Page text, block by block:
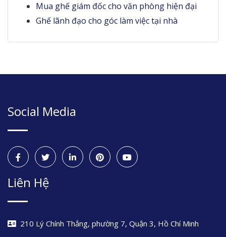
Mua ghế giám đốc cho văn phòng hiện đại
Ghế lãnh đạo cho góc làm việc tại nhà
Social Media
Liên Hệ
210 Lý Chính Thắng, phường 7, Quận 3, Hồ Chí Minh